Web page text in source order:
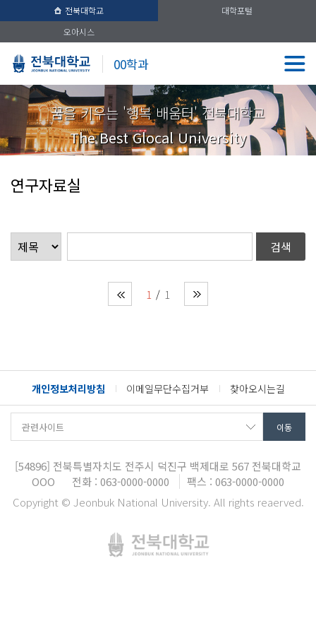
전북대학교
대학포털
오아시스
00학과
꿈을 키우는 '행복 배움터' 전북대학교
The Best Glocal University
연구자료실
1 1
개인정보처리방침 이메일무단수집거부 찾아오시는길
[54896] 전북특별자치도 전주시 덕진구 백제대로 567 전북대학교
OOO
전화 : 063-0000-0000
팩스 : 063-0000-0000
Copyright © Jeonbuk National University. All rights reaerved.